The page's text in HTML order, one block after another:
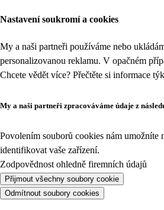
Nastavení soukromí a cookies
My a naši partneři používáme nebo
personalizovanou reklamu. V opačném
Chcete vědět více? Přečtěte si informace
My a naši partneři zpracováváme údaje z
Povolením souborů cookies nám umožníte
identifikovat vaše zařízení.
Zodpovědnost ohledně firemních údajů
Přijmout všechny soubory cookie
Odmítnout soubory cookies